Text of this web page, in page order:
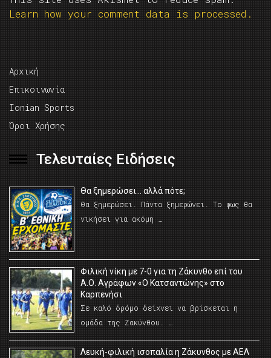
Learn how your comment data is processed.
Αρχική
Επικοινωνία
Ionian Sports
Όροι Χρήσης
Τελευταίες Ειδήσεις
Θα ξημερώσει… αλλά πότε;
Θα ξημερώσει. Πάντα ξημερώνει. Το φως θα
νικήσει για ακόμη …
Φιλική νίκη με 7-0 για τη Ζάκυνθο επί του
Α.Ο. Αγράφων «Ο Κατσαντώνης» στο
Καρπενήσι
Σε καλό δρόμο δείχνει να βρίσκεται η
ομάδα της Ζακύνθου. …
Λευκή-φιλική ισοπαλία η Ζάκυνθος με ΑΕΛ